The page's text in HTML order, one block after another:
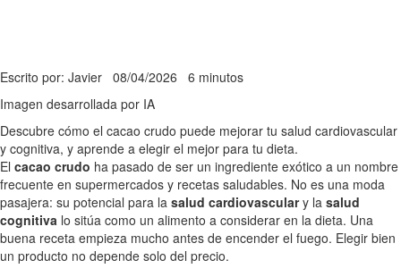
Escrito por: Javier 08/04/2026 6 minutos
Imagen desarrollada por IA
Descubre cómo el cacao crudo puede mejorar tu salud cardiovascular
y cognitiva, y aprende a elegir el mejor para tu dieta.
El cacao crudo ha pasado de ser un ingrediente exótico a un nombre
frecuente en supermercados y recetas saludables. No es una moda
pasajera: su potencial para la salud cardiovasculary la salud
cognitiva lo sitúa como un alimento a considerar en la dieta. Una
buena receta empieza mucho antes de encender el fuego. Elegir bien
un producto no depende solo del precio.